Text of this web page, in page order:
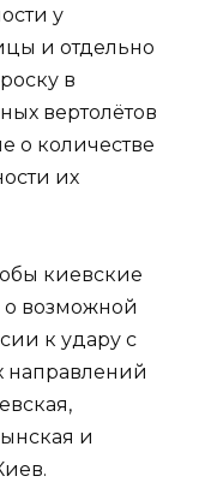
у
и отдельно
в
вертолётов
о количестве
их
киевские
о возможной
к удару с
направлений
и